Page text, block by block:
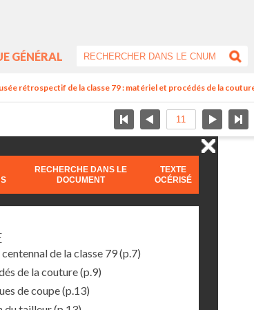
GÉNÉRAL
rétrospectif de la classe 79 : matériel et procédés de la
RECHERCHE DANS LE
DOCUMENT
TEXTE
OCÉRISÉ
de la classe 79(p.7)
de la couture(p.9)
de coupe(p.13)